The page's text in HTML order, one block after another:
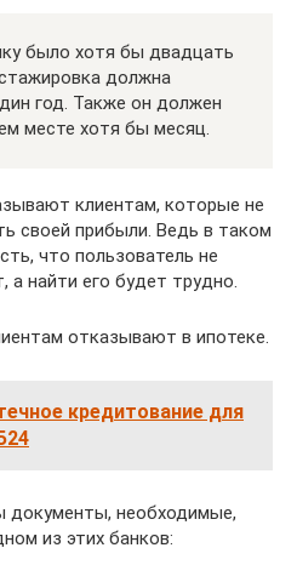
было хотя бы двадцать
должна
год. Также он должен
месте хотя бы месяц.
клиентам, которые не
своей прибыли. Ведь в таком
что пользователь не
а найти его будет трудно.
отказывают в ипотеке.
кредитование для
документы, необходимые,
из этих банков: